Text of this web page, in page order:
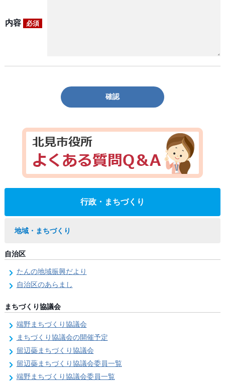
内容 必須
確認
行政・まちづくり
地域・まちづくり
自治区
たんの地域振興だより
自治区のあらまし
まちづくり協議会
端野まちづくり協議会
まちづくり協議会の開催予定
留辺蘂まちづくり協議会
留辺蘂まちづくり協議会委員一覧
端野まちづくり協議会委員一覧